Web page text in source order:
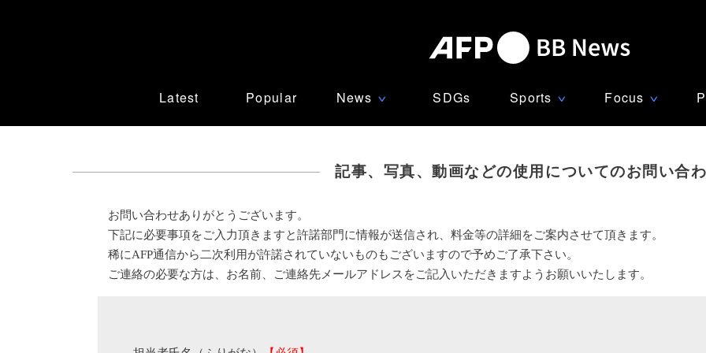
Latest Popular News ∨ SDGs Sports ∨ Focus ∨
記事、写真、動画などの使用についてのお問い合
お問い合わせありがとうございます。
下記に必要事項をご入力頂きますと許諾部門に情報が送信され、料金等の詳細をご案内させて頂きます。
稀にAFP通信から二次利用が許諾されていないものもございますので予めご了承下さい。
ご連絡の必要な方は、お名前、ご連絡先メールアドレスをご記入いただきますようお願いいたします。